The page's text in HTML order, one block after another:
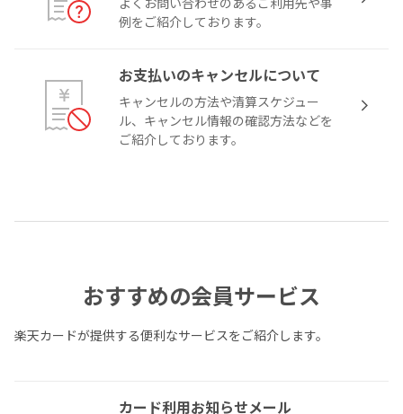
例をご紹介しております。
お支払いのキャンセルについて
キャンセルの方法や清算スケジュー
ル、キャンセル情報の確認方法などを
ご紹介しております。
おすすめの会員サービス
楽天カードが提供する便利なサービスをご紹介します。
カード利用お知らせメール